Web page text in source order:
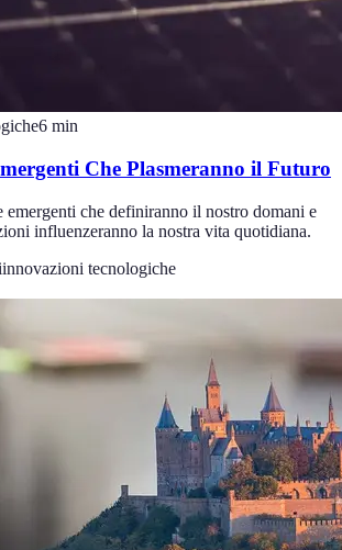
6 min
Che Plasmeranno il Futuro
emergenti che definiranno il nostro domani e
influenzeranno la nostra vita quotidiana.
innovazioni tecnologiche